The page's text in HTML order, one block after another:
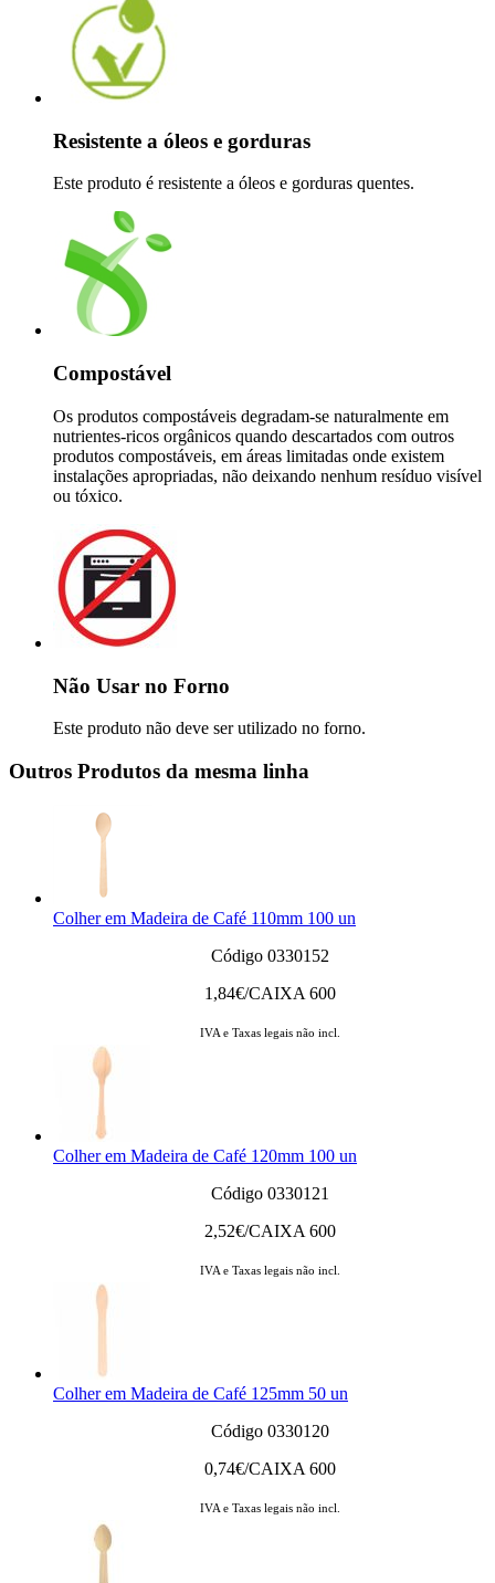
Resistente a óleos e gorduras
Este produto é resistente a óleos e gorduras quentes.
Compostável
Os produtos compostáveis degradam-se naturalmente em
nutrientes-ricos orgânicos quando descartados com outros
produtos compostáveis, em áreas limitadas onde existem
instalações apropriadas, não deixando nenhum resíduo visível
ou tóxico.
Não Usar no Forno
Este produto não deve ser utilizado no forno.
Outros Produtos da mesma linha
Colher em Madeira de Café 110mm 100 un
Código 0330152
1,84€/CAIXA 600
IVA e Taxas legais não incl.
Colher em Madeira de Café 120mm 100 un
Código 0330121
2,52€/CAIXA 600
IVA e Taxas legais não incl.
Colher em Madeira de Café 125mm 50 un
Código 0330120
0,74€/CAIXA 600
IVA e Taxas legais não incl.